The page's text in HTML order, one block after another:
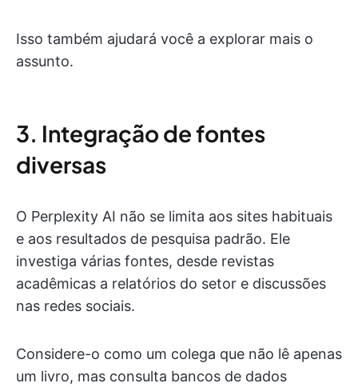
Isso também ajudará você a explorar mais o
assunto.
3. Integração de fontes
diversas
O Perplexity AI não se limita aos sites habituais
e aos resultados de pesquisa padrão. Ele
investiga várias fontes, desde revistas
acadêmicas a relatórios do setor e discussões
nas redes sociais.
Considere-o como um colega que não lê apenas
um livro, mas consulta bancos de dados